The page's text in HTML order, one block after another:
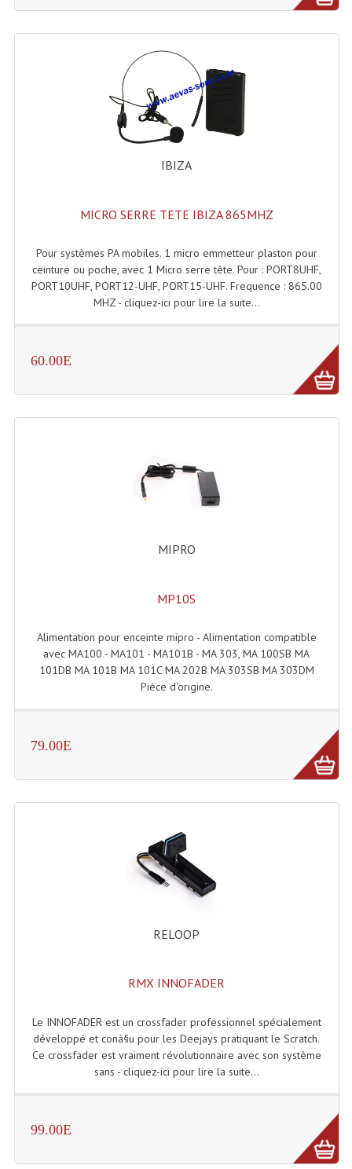
Liquide À Brouillard
Liquide À Bulles
Liquide À Neige
Liquides À Fumée
Nos Occasions Et Stock B
Notre Stock B
Karaoké Materiel Lecteur Etc...
LISTE DU MATERIEL D'OCCASION
PLAN ACCES, LES HORAIRES
IBIZA
MICRO SERRE TETE IBIZA 865MHZ
Pour systèmes PA mobiles. 1 micro emmetteur plaston pour
ceinture ou poche, avec 1 Micro serre tête. Pour : PORT8UHF,
PORT10UHF, PORT12-UHF, PORT15-UHF. Frequence : 865.00
MHZ - cliquez-ici pour lire la suite...
60.00E
MIPRO
MP10S
Alimentation pour enceinte mipro - Alimentation compatible
avec MA100 - MA101 - MA101B - MA 303, MA 100SB MA
101DB MA 101B MA 101C MA 202B MA 303SB MA 303DM
Pièce d'origine.
79.00E
RELOOP
RMX INNOFADER
Le INNOFADER est un crossfader professionnel spécialement
développé et conà§u pour les Deejays pratiquant le Scratch.
Ce crossfader est vraiment révolutionnaire avec son système
sans - cliquez-ici pour lire la suite...
99.00E